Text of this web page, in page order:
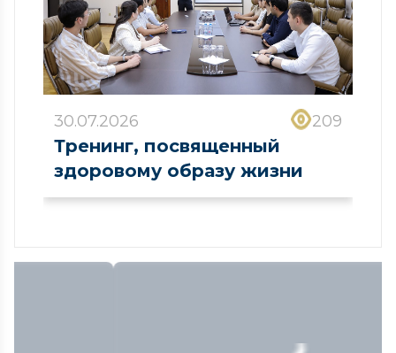
30.07.2026 209
Тренинг, посвященный
здоровому образу жизни